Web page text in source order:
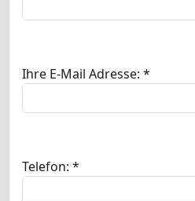
Ihre E-Mail Adresse: *
Telefon: *